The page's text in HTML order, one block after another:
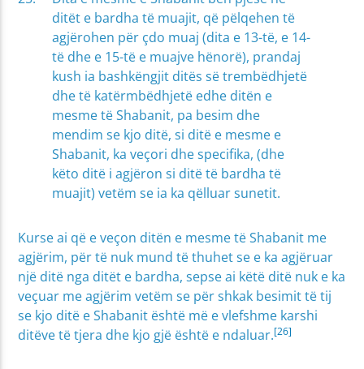
ditët e bardha të muajit, që pëlqehen të
agjërohen për çdo muaj (dita e 13-të, e 14-
të dhe e 15-të e muajve hënorë), prandaj
kush ia bashkëngjit ditës së trembëdhjetë
dhe të katërmbëdhjetë edhe ditën e
mesme të Shabanit, pa besim dhe
mendim se kjo ditë, si ditë e mesme e
Shabanit, ka veçori dhe specifika, (dhe
këto ditë i agjëron si ditë të bardha të
muajit) vetëm se ia ka qëlluar sunetit.
Kurse ai që e veçon ditën e mesme të Shabanit me
agjërim, për të nuk mund të thuhet se e ka agjëruar
një ditë nga ditët e bardha, sepse ai këtë ditë nuk e ka
veçuar me agjërim vetëm se për shkak besimit të tij
se kjo ditë e Shabanit është më e vlefshme karshi
ditëve të tjera dhe kjo gjë është e ndaluar.[26]